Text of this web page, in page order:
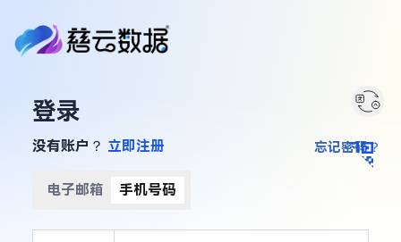
登录
没有账户？ 立即注册
电子邮箱 手机号码
忘记密码？